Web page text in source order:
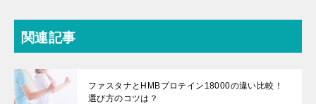
関連記事
ファスタナとHMBプロテイン18000の違い比較！
選び方のコツは？